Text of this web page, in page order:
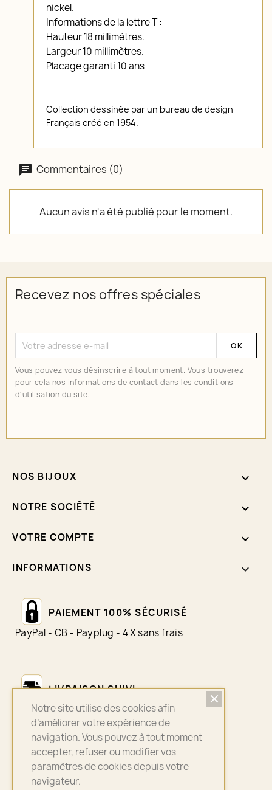
nickel.
Informations de la lettre T :
Hauteur 18 millimètres.
Largeur 10 millimètres.
Placage garanti 10 ans
Collection dessinée par un bureau de design
Français créé en 1954.
Commentaires (0)
Aucun avis n'a été publié pour le moment.
Recevez nos offres spéciales
Vous pouvez vous désinscrire à tout moment. Vous trouverez
pour cela nos informations de contact dans les conditions
d'utilisation du site.
NOS BIJOUX 
NOTRE SOCIÉTÉ 
VOTRE COMPTE 
INFORMATIONS keyboard_arrow_down
PAIEMENT 100% SÉCURISÉ
PayPal - CB - Payplug - 4 X sans frais
LIVRAISON SUIVI
Colissimo - Chronopost - Mondial Relay
ASSURANCE QUALITÉ
Bijoux sélectionnés avec soin
Notre site utilise des cookies afin
d’améliorer votre expérience de
navigation. Vous pouvez à tout moment
accepter, refuser ou modifier vos
paramètres de cookies depuis votre
navigateur.